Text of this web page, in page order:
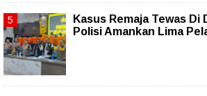
Kasus Remaja Tewas Di
Polisi Amankan Lima